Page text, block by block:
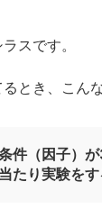
スです。
とき、こん
件（因子）
たり実験を